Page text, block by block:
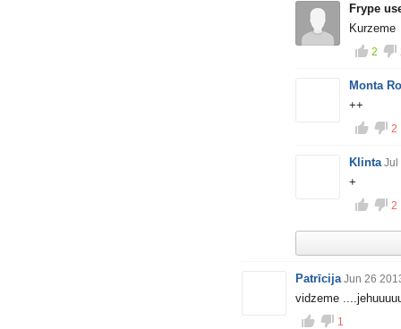
Frype
Kurzeme
2
Monta
++
2
Klinta Jul
+
2
Patrīcija Jun 26
vidzeme
1